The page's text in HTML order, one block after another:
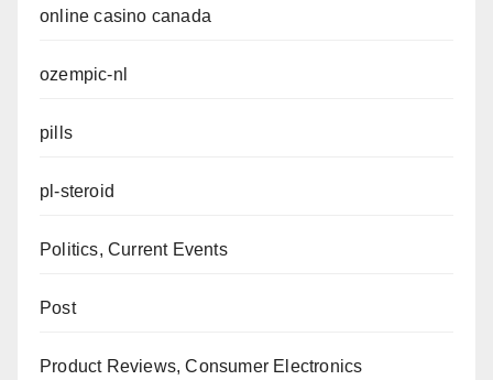
online casino canada
ozempic-nl
pills
pl-steroid
Politics, Current Events
Post
Product Reviews, Consumer Electronics